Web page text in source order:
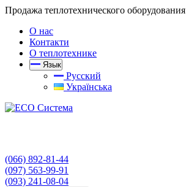
Продажа теплотехнического оборудования
О нас
Контакти
О теплотехнике
Язык
Русский
Українська
(066) 892-81-44
(097) 563-99-91
(093) 241-08-04